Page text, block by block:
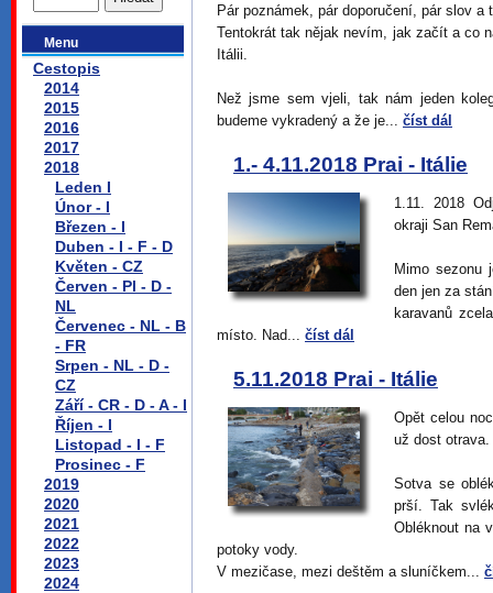
Menu
Cestopis
2014
2015
2016
2017
2018
Leden I
Únor - I
Březen - I
Duben - I - F - D
Květen - CZ
Červen - Pl - D -
NL
Červenec - NL - B
- FR
Srpen - NL - D -
CZ
Září - CR - D - A - I
Říjen - I
Listopad - I - F
Prosinec - F
2019
2020
2021
2022
2023
2024
Pár poznámek, pár doporučení, pár slov
Tentokrát tak nějak nevím, jak začít a co
Itálii.
Než jsme sem vjeli, tak nám jeden
budeme vykradený a že je... číst dál
1.- 4.11.2018 Prai - Itálie
1.11. 2018
okraji San
Mimo sezonu
den jen za
karavanů
místo. Nad... číst dál
5.11.2018 Prai - Itálie
Opět celou
už dost otrava.
Sotva se
prší. Tak
Obléknout na
potoky vody.
V mezičase, mezi deštěm a sluníčkem...